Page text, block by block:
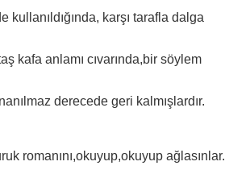
karşı tarafla dalga
kafa anlamı cıvarında,bir söylem
derecede geri kalmışlardır.
romanını,okuyup,okuyup ağlasınlar.